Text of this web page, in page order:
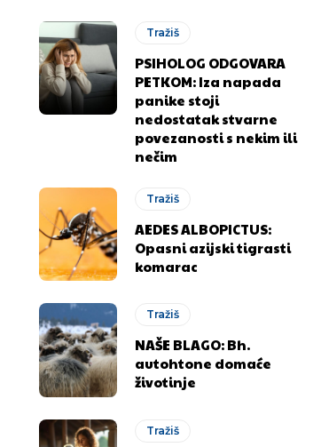
Tražiš
PSIHOLOG ODGOVARA
PETKOM: Iza napada
panike stoji
nedostatak stvarne
povezanosti s nekim ili
nečim
Tražiš
AEDES ALBOPICTUS:
Opasni azijski tigrasti
komarac
Tražiš
NAŠE BLAGO: Bh.
autohtone domaće
životinje
Tražiš